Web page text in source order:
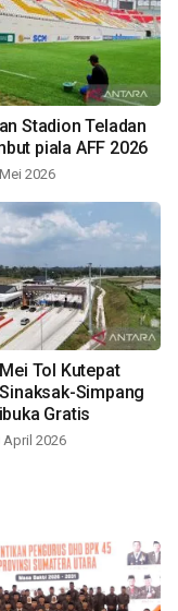
Stadion Teladan
piala AFF 2026
2026
Tol Kutepat
Simpang
Gratis
April 2026